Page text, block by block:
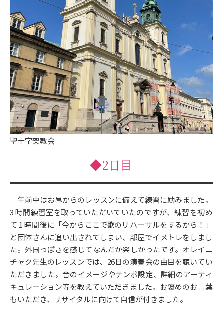
聖十字架教会
◆2日目
午前中はお昼からのレッスンに備えて練習に励みました。
3 時間練習室を取っていただいていたのですが、練習を初め
て 1 時間後に「今からここで歌のリハーサルをするから！」
と団体さんに追い出されてしまい、部屋でイメトレをしまし
た。外国っぽさを感じてなんだか楽しかったです。オレイニ
チャク先生のレッスンでは、26日の演奏会の曲目を聴いてい
ただきました。音のイメージやテンポ設定、詳細のアーティ
キュレーション等を教えていただきました。お褒めのお言葉
もいただき、リサイタルに向けて自信が付きました。